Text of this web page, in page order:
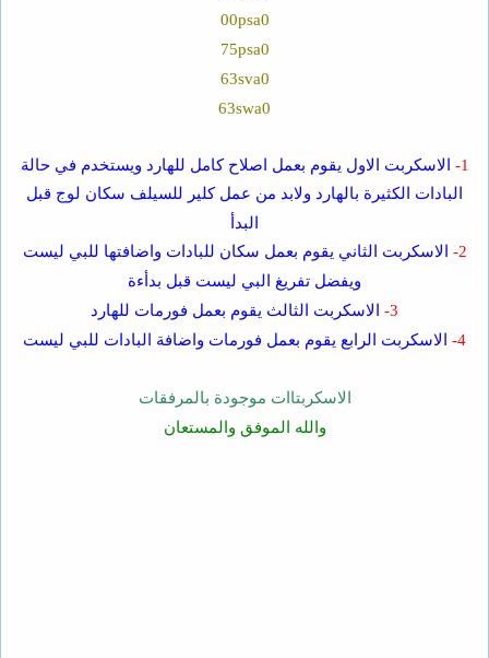
00psa0
75psa0
63sva0
63swa0
1-
الاسكربت الاول يقوم بعمل اصلاح كامل للهارد ويستخدم في حالة
البادات الكثيرة بالهارد ولابد من عمل كلير للسيلف سكان لوج قبل
البدأ
2-
الاسكربت الثاني يقوم بعمل سكان للبادات واضافتها للبي ليست
ويفضل تفريغ البي ليست قبل بدأءة
3-
الاسكربت الثالث يقوم بعمل فورمات للهارد
4-
الاسكربت الرابع يقوم بعمل فورمات واضافة البادات للبي ليست
الاسكربتاات موجودة بالمرفقات
والله الموفق والمستعان